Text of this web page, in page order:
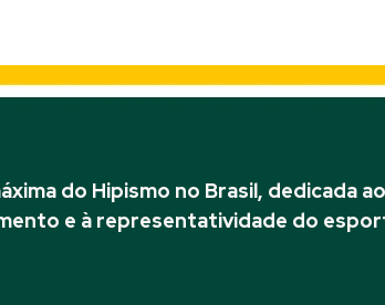
do Hipismo no Brasil, dedicada ao
e à representatividade do